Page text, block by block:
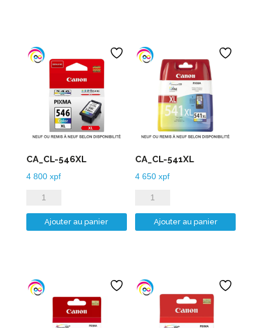
CA_CL-546XL
4 800 xpf
quantité
de
CA_CL-
Ajouter au panier
CA_CL-541XL
4 650xpf
quantité
de
CA_CL-
Ajouter au panier